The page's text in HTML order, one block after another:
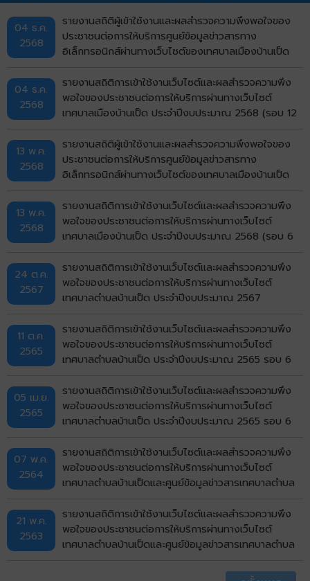
04 ธ.ค.
2568
รายงานสถิติผู้เข้าใช้งานและผลสำรวจความพึงพอใจของ
ประชาชนต่อการให้บริการศูนย์ข้อมูลข่าวสารทาง
อิเล็กทรอนิกส์ผ่านทางเว็บไซต์ของเทศบาลเมืองบ้านเป็ด
04 ธ.ค.
2568
รายงานสถิติการเข้าใช้งานเว็บไซต์และผลสำรวจความพึง
พอใจของประชาชนต่อการให้บริการผ่านทางเว็บไซต์
เทศบาลเมืองบ้านเป็ด ประจำปีงบประมาณ 2568 (รอบ 12
13 พ.ค.
2568
รายงานสถิติผู้เข้าใช้งานและผลสำรวจความพึงพอใจของ
ประชาชนต่อการให้บริการศูนย์ข้อมูลข่าวสารทาง
อิเล็กทรอนิกส์ผ่านทางเว็บไซต์ของเทศบาลเมืองบ้านเป็ด
13 พ.ค.
2568
รายงานสถิติการเข้าใช้งานเว็บไซต์และผลสำรวจความพึง
พอใจของประชาชนต่อการให้บริการผ่านทางเว็บไซต์
เทศบาลเมืองบ้านเป็ด ประจำปีงบประมาณ 2568 (รอบ 6
24 ต.ค.
2567
รายงานสถิติการเข้าใช้งานเว็บไซต์และผลสำรวจความพึง
พอใจของประชาชนต่อการให้บริการผ่านทางเว็บไซต์
เทศบาลตำบลบ้านเป็ด ประจำปีงบประมาณ 2567
11 ต.ค.
2565
รายงานสถิติการเข้าใช้งานเว็บไซต์และผลสำรวจความพึง
พอใจของประชาชนต่อการให้บริการผ่านทางเว็บไซต์
เทศบาลตำบลบ้านเป็ด ประจำปีงบประมาณ 2565 รอบ 6
05 เม.ย.
2565
รายงานสถิติการเข้าใช้งานเว็บไซต์และผลสำรวจความพึง
พอใจของประชาชนต่อการให้บริการผ่านทางเว็บไซต์
เทศบาลตำบลบ้านเป็ด ประจำปีงบประมาณ 2565 รอบ 6
07 พ.ค.
2564
รายงานสถิติการเข้าใช้งานเว็บไซต์และผลสำรวจความพึง
พอใจของประชาชนต่อการให้บริการผ่านทางเว็บไซต์
เทศบาลตำบลบ้านเป็ดและศูนย์ข้อมูลข่าวสารเทศบาลตำบล
ต.ค.63 - 31 มี.ค.64)
21 พ.ค.
2563
รายงานสถิติการเข้าใช้งานเว็บไซต์และผลสำรวจความพึง
พอใจของประชาชนต่อการให้บริการผ่านทางเว็บไซต์
เทศบาลตำบลบ้านเป็ดและศูนย์ข้อมูลข่าวสารเทศบาลตำบล